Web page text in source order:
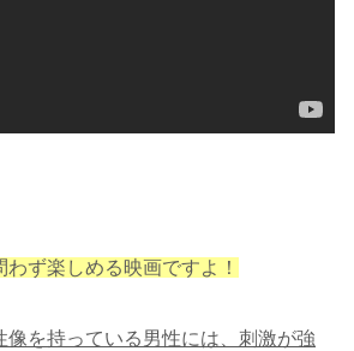
ず楽しめる映画ですよ！
像を持っている男性には、刺激が強